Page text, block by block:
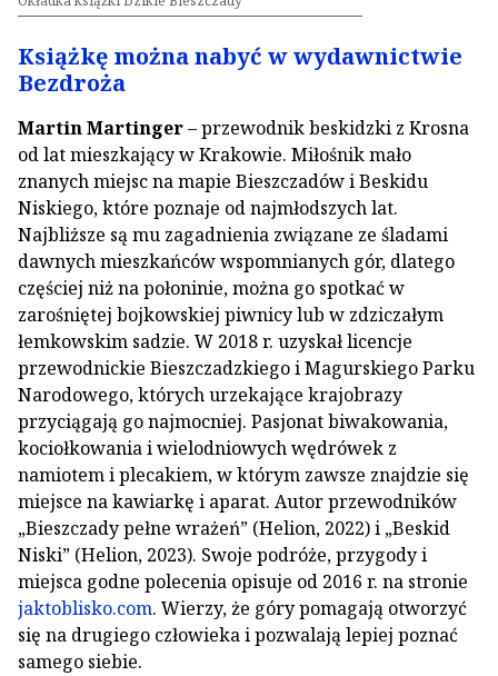
Książkę można nabyć w wydawnictwie
Bezdroża
Martin Martinger– przewodnik beskidzki z Krosna
od lat mieszkający w Krakowie. Miłośnik mało
znanych miejsc na mapie Bieszczadów i Beskidu
Niskiego, które poznaje od najmłodszych lat.
Najbliższe są mu zagadnienia związane ze śladami
dawnych mieszkańców wspomnianych gór, dlatego
częściej niż na połoninie, można go spotkać w
zarośniętej bojkowskiej piwnicy lub w zdziczałym
łemkowskim sadzie. W 2018 r. uzyskał licencje
przewodnickie Bieszczadzkiego i Magurskiego Parku
Narodowego, których urzekające krajobrazy
przyciągają go najmocniej. Pasjonat biwakowania,
kociołkowania i wielodniowych wędrówek z
namiotem i plecakiem, w którym zawsze znajdzie się
miejsce na kawiarkę i aparat. Autor przewodników
„Bieszczady pełne wrażeń” (Helion, 2022) i „Beskid
Niski” (Helion, 2023). Swoje podróże, przygody i
miejsca godne polecenia opisuje od 2016 r. na stronie
jaktoblisko.com. Wierzy, że góry pomagają otworzyć
się na drugiego człowieka i pozwalają lepiej poznać
samego siebie.